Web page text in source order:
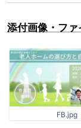
添付画像・ファ
FB.jpg